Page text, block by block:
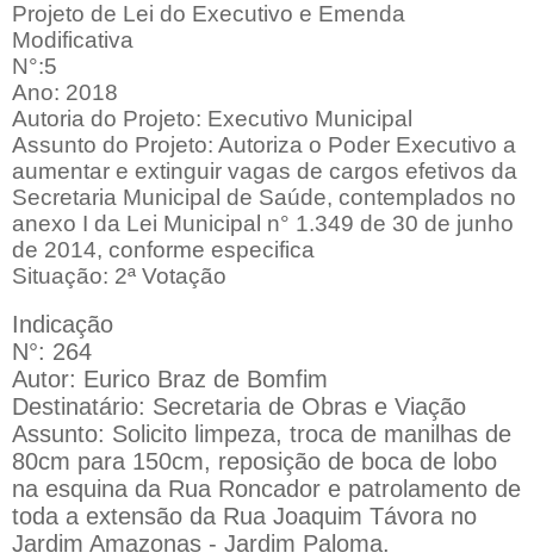
Projeto de Lei do Executivo e Emenda
Modificativa
N°:5
Ano: 2018
Autoria do Projeto: Executivo Municipal
Assunto do Projeto: Autoriza o Poder Executivo a
aumentar e extinguir vagas de cargos efetivos da
Secretaria Municipal de Saúde, contemplados no
anexo I da Lei Municipal n° 1.349 de 30 de junho
de 2014, conforme especifica
Situação: 2ª Votação
Indicação
N°: 264
Autor: Eurico Braz de Bomfim
Destinatário: Secretaria de Obras e Viação
Assunto: Solicito limpeza, troca de manilhas de
80cm para 150cm, reposição de boca de lobo
na esquina da Rua Roncador e patrolamento de
toda a extensão da Rua Joaquim Távora no
Jardim Amazonas - Jardim Paloma.